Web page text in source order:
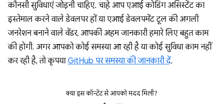
कौनसी सुविधाएं जोड़नी चाहिए. चाहे आप एआई कोडिंग असिस्टेंट का
इस्तेमाल करने वाले डेवलपर हों या एआई डेवलपमेंट टूल की अगली
जनरेशन बनाने वाले वेंडर, आपकी अहम जानकारी हमारे लिए बहुत काम
की होगी. अगर आपको कोई समस्या आ रही है या कोई सुविधा काम नहीं
कर रही है, तो कृपयाGitHub पर समस्या की जानकारी दें.
क्या इस कॉन्टेंट से आपको मदद मिली?